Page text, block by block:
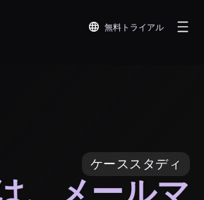
無料トライアル
ケーススタディ